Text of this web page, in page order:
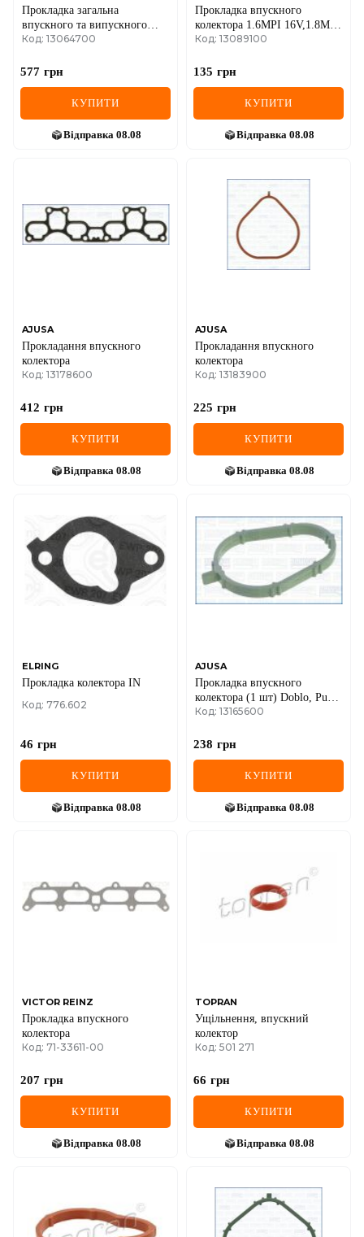
Прокладка загальна
впускного та випускного
колекторів
Код: 13064700
577 грн
КУПИТИ
Відправка 08.08
Прокладка впускного
колектора 1.6MPI 16V,1.8MPI
16V MITSUBISHI Carisma
Код: 13089100
135 грн
КУПИТИ
Відправка 08.08
AJUSA
Прокладання впускного
колектора
Код: 13178600
412 грн
КУПИТИ
Відправка 08.08
AJUSA
Прокладання впускного
колектора
Код: 13183900
225 грн
КУПИТИ
Відправка 08.08
ELRING
Прокладка колектора IN
Код: 776.602
46 грн
КУПИТИ
Відправка 08.08
AJUSA
Прокладка впускного
колектора (1 шт) Doblo, Punto
1.2 01- FIAT
Код: 13165600
238 грн
КУПИТИ
Відправка 08.08
VICTOR REINZ
Прокладка впускного
колектора
Код: 71-33611-00
207 грн
КУПИТИ
Відправка 08.08
TOPRAN
Ущільнення, впускний
колектор
Код: 501 271
66 грн
КУПИТИ
Відправка 08.08